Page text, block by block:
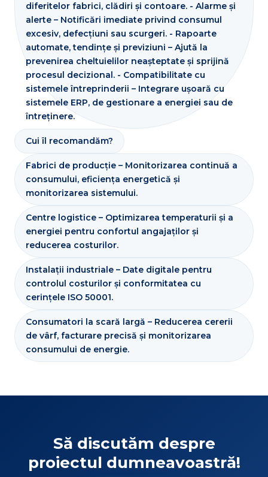
diferitelor fabrici, clădiri și contoare. - Alarme și
alerte – Notificări imediate privind consumul
excesiv, defecțiuni sau scurgeri. - Rapoarte
automate, tendințe și previziuni – Ajută la
prevenirea cheltuielilor neașteptate și sprijină
procesul decizional. - Compatibilitate cu
sistemele întreprinderii – Integrare ușoară cu
sistemele ERP, de gestionare a energiei sau de
întreținere.
Cui îl recomandăm?
Fabrici de producție – Monitorizarea continuă a
consumului, eficiența energetică și
monitorizarea sistemului.
Centre logistice – Optimizarea temperaturii și a
energiei pentru confortul angajaților și
reducerea costurilor.
Instalații industriale – Date digitale pentru
controlul costurilor și conformitatea cu
cerințele ISO 50001.
Consumatori la scară largă – Reducerea cererii
de vârf, facturare precisă și monitorizarea
consumului de energie.
Să discutăm despre
proiectul dumneavoastră!